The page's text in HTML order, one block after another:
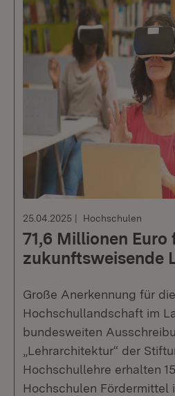
25.04.2025 Hochschulen
71,6 Millionen Euro
zukunftsweisende
Große Anerkennung für die
Hochschullandschaft im
bundesweiten
„Lehrarchitektur“ der
Hochschullehre erhalten
Hochschulen Fördermittel